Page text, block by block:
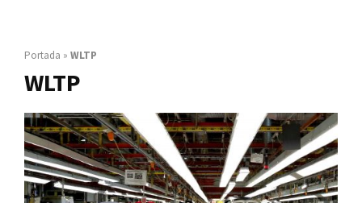
Portada » WLTP
WLTP